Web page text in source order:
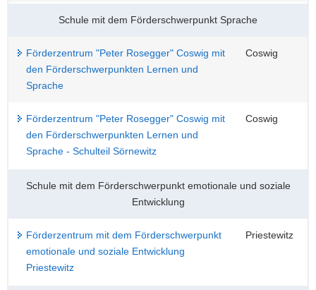
Schule mit dem Förderschwerpunkt Sprache
Förderzentrum "Peter Rosegger" Coswig mit
den Förderschwerpunkten Lernen und
Sprache
Coswig
Förderzentrum "Peter Rosegger" Coswig mit
den Förderschwerpunkten Lernen und
Sprache - Schulteil Sörnewitz
Coswig
Schule mit dem Förderschwerpunkt emotionale und soziale
Entwicklung
Förderzentrum mit dem Förderschwerpunkt
emotionale und soziale Entwicklung
Priestewitz
Priestewitz